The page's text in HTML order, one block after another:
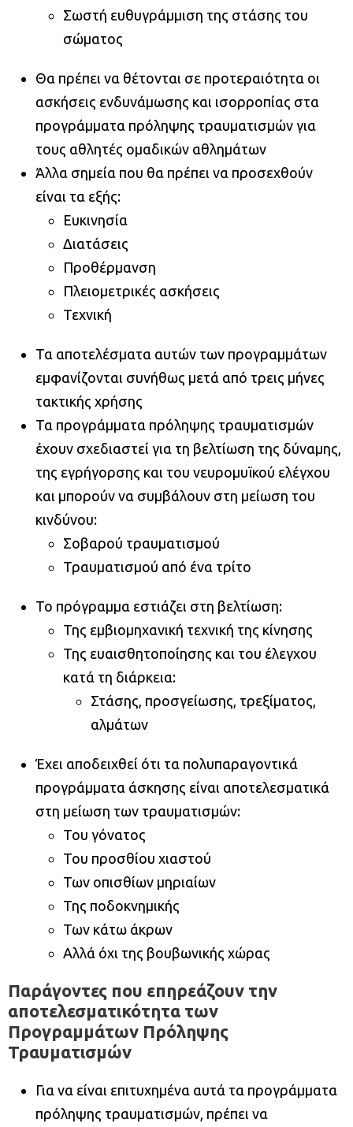
Σωστή ευθυγράμμιση της στάσης του
σώματος
Θα πρέπει να θέτονται σε προτεραιότητα οι
ασκήσεις ενδυνάμωσης και ισορροπίας στα
προγράμματα πρόληψης τραυματισμών για
τους αθλητές ομαδικών αθλημάτων
Άλλα σημεία που θα πρέπει να προσεχθούν
είναι τα εξής:
Ευκινησία
Διατάσεις
Προθέρμανση
Πλειομετρικές ασκήσεις
Τεχνική
Τα αποτελέσματα αυτών των προγραμμάτων
εμφανίζονται συνήθως μετά από τρεις μήνες
τακτικής χρήσης
Τα προγράμματα πρόληψης τραυματισμών
έχουν σχεδιαστεί για τη βελτίωση της δύναμης,
της εγρήγορσης και του νευρομυϊκού ελέγχου
και μπορούν να συμβάλουν στη μείωση του
κινδύνου:
Σοβαρού τραυματισμού
Τραυματισμού από ένα τρίτο
Το πρόγραμμα εστιάζει στη βελτίωση:
Της εμβιομηχανική τεχνική της κίνησης
Της ευαισθητοποίησης και του έλεγχου
κατά τη διάρκεια:
Στάσης, προσγείωσης, τρεξίματος,
αλμάτων
Έχει αποδειχθεί ότι τα πολυπαραγοντικά
προγράμματα άσκησης είναι αποτελεσματικά
στη μείωση των τραυματισμών:
Του γόνατος
Του προσθίου χιαστού
Των οπισθίων μηριαίων
Της ποδοκνημικής
Των κάτω άκρων
Αλλά όχι της βουβωνικής χώρας
Παράγοντες που επηρεάζουν την
αποτελεσματικότητα των
Προγραμμάτων Πρόληψης
Τραυματισμών
Για να είναι επιτυχημένα αυτά τα προγράμματα
πρόληψης τραυματισμών, πρέπει να